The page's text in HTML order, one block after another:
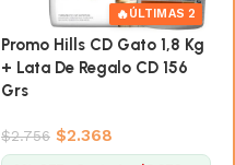
🔥ÚLTIMAS 2
Promo Hills CD Gato 1,8 Kg
+ Lata De Regalo CD 156
Grs
$2.756 $2.368